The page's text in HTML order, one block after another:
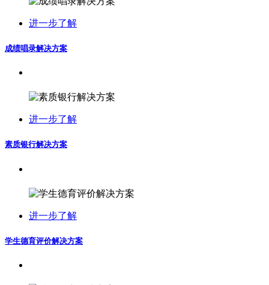
进一步了解
成绩唱录解决方案
进一步了解
素质银行解决方案
进一步了解
学生德育评价解决方案